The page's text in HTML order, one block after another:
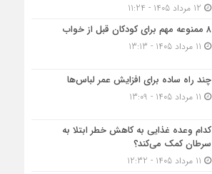
۸ ممنوعه مهم برای کودکان قبل از خواب
چند راه ساده برای افزایش عمر لباس‌ها
کدام وعده غذایی به کاهش خطر ابتلا به
سرطان کمک می‌کند؟